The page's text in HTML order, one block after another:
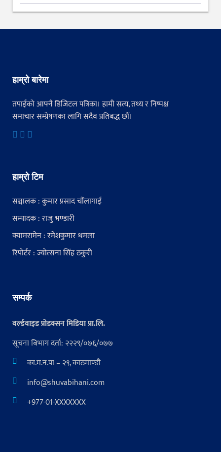
हाम्रो बारेमा
तपाईंको आफ्नै डिजिटल पत्रिका। हामी सत्य, तथ्य र निष्पक्ष
समाचार सम्प्रेषणका लागि सदैव प्रतिबद्ध छौं।
हाम्रो टिम
सञ्चालक : कुमार प्रसाद चौंलागाईं
सम्पादक : राजु भण्डारी
क्यामरामेन : रमेशकुमार धमला
रिपोर्टर : ज्योत्सना सिंह ठकुरी
सम्पर्क
वर्ल्डवाइड प्रोडक्सन मिडिया प्रा.लि.
सूचना बिभाग दर्ता: २२२९/०७६/०७७
का.म.न.पा – २९, काठमाण्डौ
info@shuvabihani.com
+977-01-XXXXXXX